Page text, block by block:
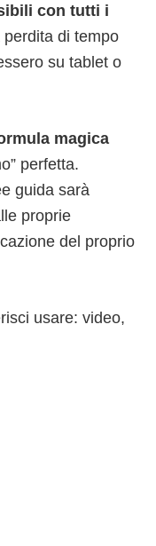
con tutti i
di tempo
su tablet o
magica
perfetta.
guida sarà
proprie
del proprio
usare: video,